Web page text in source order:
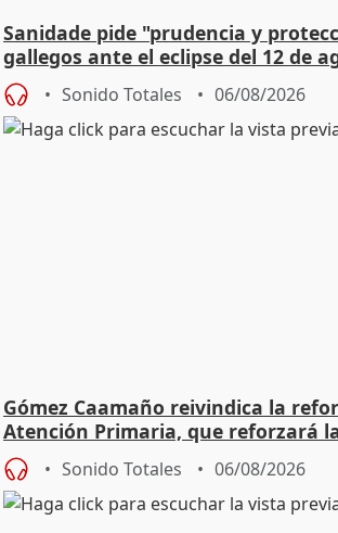
Sanidade pide "prudencia y
gallegos ante el eclipse del 12 de
Sonido Totales 06/08/2026
Gómez Caamaño reivindica la
Atención Primaria, que reforzará
Sonido Totales 06/08/2026